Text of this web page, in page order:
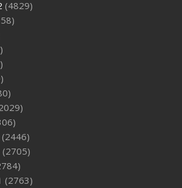
(4829)
(2446)
(2705)
(2763)